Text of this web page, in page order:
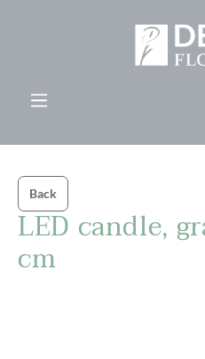
Back
LED candle,
cm